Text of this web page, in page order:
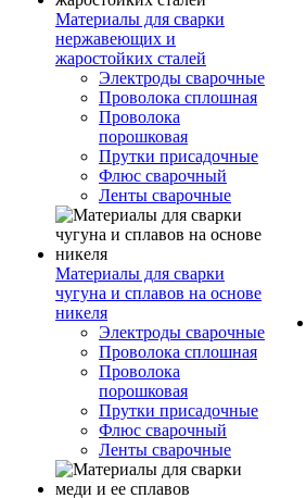
Материалы для сварки
нержавеющих и
жаростойких сталей
Электроды сварочные
Проволока сплошная
Проволока
порошковая
Прутки присадочные
Флюс сварочный
Ленты сварочные
Материалы для сварки
чугуна и сплавов на основе
никеля
Электроды сварочные
Проволока сплошная
Проволока
порошковая
Прутки присадочные
Флюс сварочный
Ленты сварочные